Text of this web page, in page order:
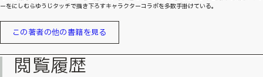
ーをにしむらゆうじタッチで描き下ろすキャラクターコラボを多数手掛けている。
この著者の他の書籍を見る
閲覧履歴